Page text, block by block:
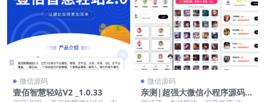
微信源码
壹佰智慧轻站V2 _1.0.33
微信源码
亲测|超强大微信小程序源码-